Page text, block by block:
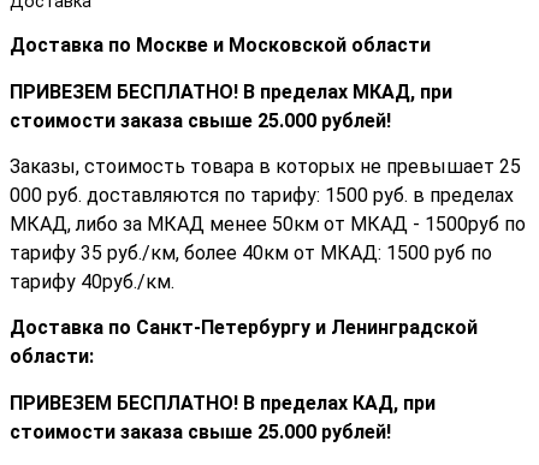
Доставка по Москве и Московской области
ПРИВЕЗЕМ БЕСПЛАТНО! В пределах МКАД, при
стоимости заказа cвыше 25.000 рублей!
Заказы, стоимость товара в которых не превышает 25
000 руб. доставляются по тарифу: 1500 руб. в пределах
МКАД, либо за МКАД менее 50км от МКАД - 1500руб по
тарифу 35 руб./км, более 40км от МКАД: 1500 руб по
тарифу 40руб./км.
Доставка по Санкт-Петербургу и Ленинградской
области:
ПРИВЕЗЕМ БЕСПЛАТНО! В пределах КАД, при
стоимости заказа cвыше 25.000 рублей!